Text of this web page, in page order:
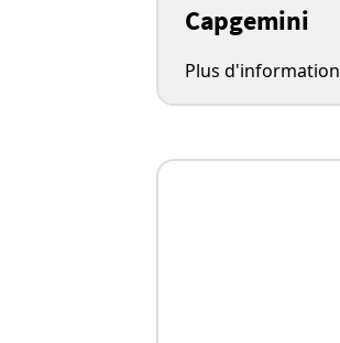
Capgemini
Plus d'information